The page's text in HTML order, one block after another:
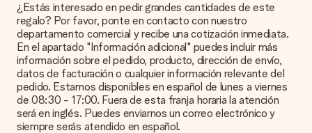
satisfecho con tu regalo. Por eso es importante utilizar fotos
de alta calidad. Si no estás seguro de la calidad de la imagen,
ponte en contacto con nuestro equipo de atención al cliente e
incluye la foto junto con el regalo que te interesa encargar.
Ellos podrán comprobar la calidad por ti.
¿Qué formatos puedo cargar?
Puedes carga archivos JPG y PNG en nuestro editor. ¿Es
esto demasiado técnico o tienes una imagen de un formato
¿Estás interesado en pedir grandes cantidades de este
regalo? Por favor, ponte en contacto con nuestro
departamento comercial y recibe una cotización inmediata.
En el apartado "Información adicional" puedes incluir más
información sobre el pedido, producto, dirección de envío,
datos de facturación o cualquier información relevante del
pedido. Estamos disponibles en español de lunes a viernes
de 08:30 - 17:00. Fuera de esta franja horaria la atención
será en inglés. Puedes enviarnos un correo electrónico y
siempre serás atendido en español.